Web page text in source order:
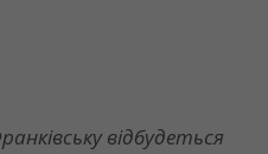
відбудеться